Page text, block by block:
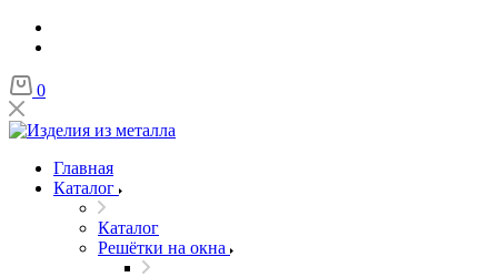
0
Главная
Каталог
Каталог
Решётки на окна